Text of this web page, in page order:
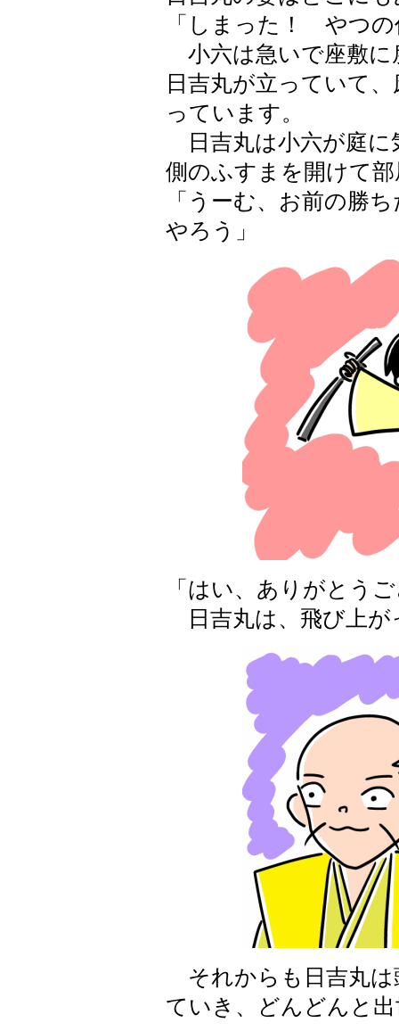
「しまった！ やつの
小六は急いで座敷に
日吉丸が立っていて
っています。
日吉丸は小六が庭に
側のふすまを開けて
「うーむ、お前の勝
やろう」
「はい、ありがとう
日吉丸は、飛び上が
それからも日吉丸は
ていき、どんどんと